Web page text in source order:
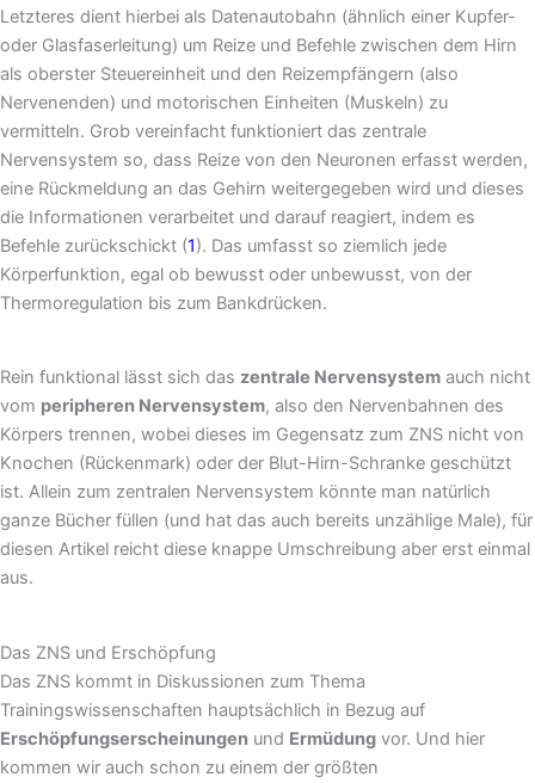
Letzteres dient hierbei als Datenautobahn (ähnlich einer Kupfer-
oder Glasfaserleitung) um Reize und Befehle zwischen dem Hirn
als oberster Steuereinheit und den Reizempfängern (also
Nervenenden) und motorischen Einheiten (Muskeln) zu
vermitteln. Grob vereinfacht funktioniert das zentrale
Nervensystem so, dass Reize von den Neuronen erfasst werden,
eine Rückmeldung an das Gehirn weitergegeben wird und dieses
die Informationen verarbeitet und darauf reagiert, indem es
Befehle zurückschickt (1). Das umfasst so ziemlich jede
Körperfunktion, egal ob bewusst oder unbewusst, von der
Thermoregulation bis zum Bankdrücken.
Rein funktional lässt sich das zentrale Nervensystem auch nicht
vom peripheren Nervensystem, also den Nervenbahnen des
Körpers trennen, wobei dieses im Gegensatz zum ZNS nicht von
Knochen (Rückenmark) oder der Blut-Hirn-Schranke geschützt
ist. Allein zum zentralen Nervensystem könnte man natürlich
ganze Bücher füllen (und hat das auch bereits unzählige Male), für
diesen Artikel reicht diese knappe Umschreibung aber erst einmal
aus.
Das ZNS und Erschöpfung
Das ZNS kommt in Diskussionen zum Thema
Trainingswissenschaften hauptsächlich in Bezug auf
Erschöpfungserscheinungen und Ermüdung vor. Und hier
kommen wir auch schon zu einem der größten